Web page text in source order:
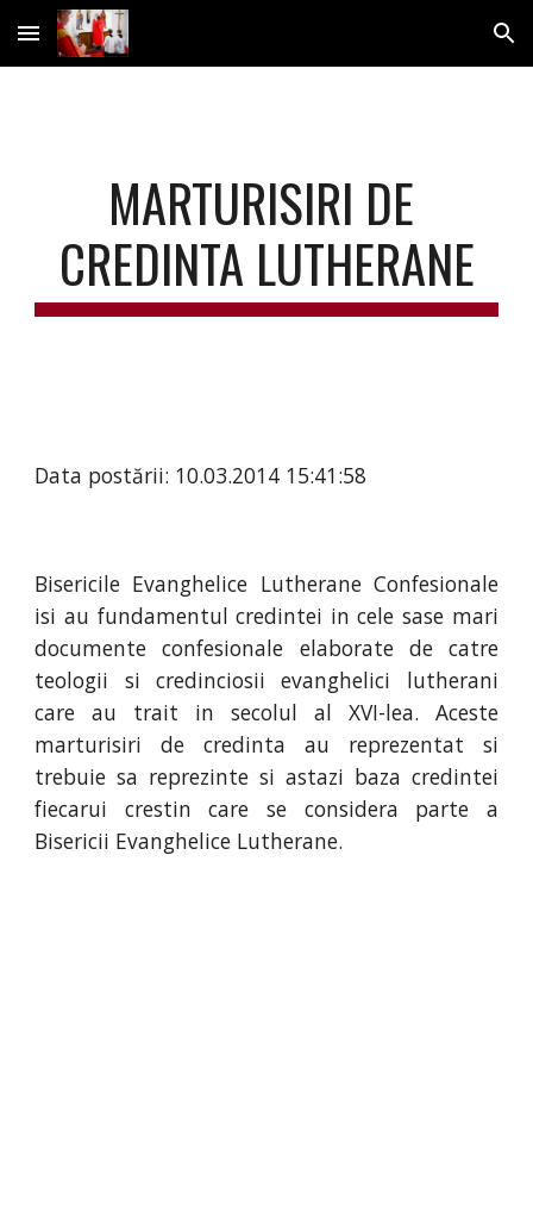
Skip to main content Skip to navigation
MARTURISIRI DE
CREDINTA LUTHERANE
Data postării: 10.03.2014 15:41:58
Bisericile Evanghelice Lutherane Confesionale
isi au fundamentul credintei in cele sase mari
documente confesionale elaborate de catre
teologii si credinciosii evanghelici lutherani
care au trait in secolul al XVI-lea. Aceste
marturisiri de credinta au reprezentat si
trebuie sa reprezinte si astazi baza credintei
fiecarui crestin care se considera parte a
Bisericii Evanghelice Lutherane.